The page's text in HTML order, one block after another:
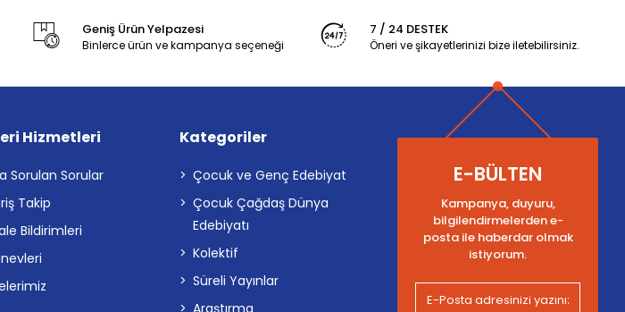
Geniş Ürün Yelpazesi
Binlerce ürün ve kampanya seçeneği
7 / 24 DESTEK
Öneri ve şikayetlerinizi bize iletebilirsiniz.
Hizmetleri
Sorulan Sorular
Takip
Bildirimleri
Kategoriler
Çocuk ve Genç Edebiyat
Çocuk Çağdaş Dünya
Edebiyatı
Kolektif
Süreli Yayınlar
E-BÜLTEN
Kampanya, duyuru,
bilgilendirmelerden e-
posta ile haberdar olmak
istiyorum.